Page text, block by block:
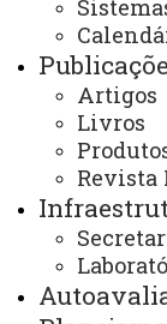
Artigos
Livros
Revista
Você está aqui:
PPGL -
Editais
EDITAL Nº
REGULARES
LETRAS,
ESTUDOS.